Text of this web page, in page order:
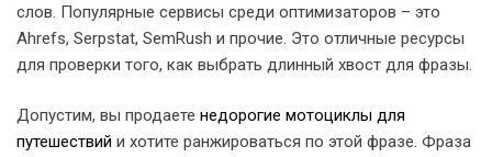
слов. Популярные сервисы среди оптимизаторов – это
Ahrefs, Serpstat, SemRush и прочие. Это отличные ресурсы
для проверки того, как выбрать длинный хвост для фразы.
Допустим, вы продаете недорогие мотоциклы для
путешествий и хотите ранжироваться по этой фразе. Фраза